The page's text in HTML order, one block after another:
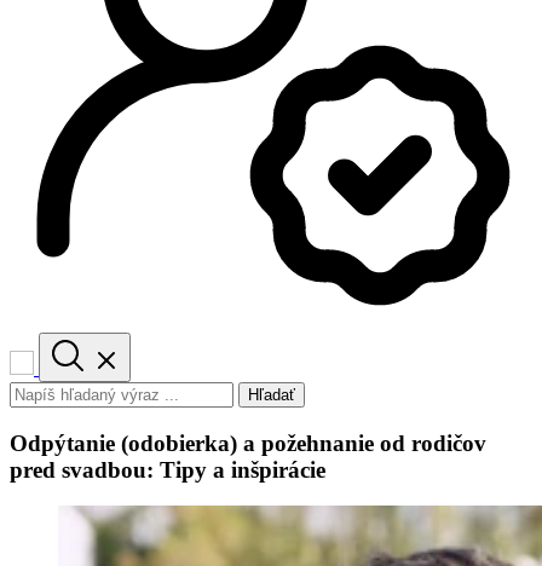
Hľadať
Odpýtanie (odobierka) a požehnanie od rodičov
pred svadbou: Tipy a inšpirácie